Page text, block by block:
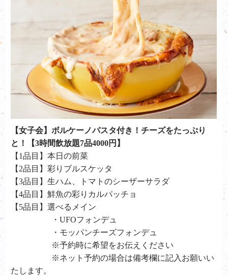
【女子会】ボルケーノパスタ付き！チーズをたっぷり
と！【3時間飲放題7品4000円】
【1品目】本日の前菜
【2品目】彩りブルスケッタ
【3品目】生ハム、トマトのシーザーサラダ
【4品目】鮮魚の彩りカルパッチョ
【5品目】選べるメイン
・UFOフォンデュ
・モッパンチーズフォンデュ
※予約時に希望をお伝えください
※ネット予約の場合は備考欄に記入お願いい
たします。